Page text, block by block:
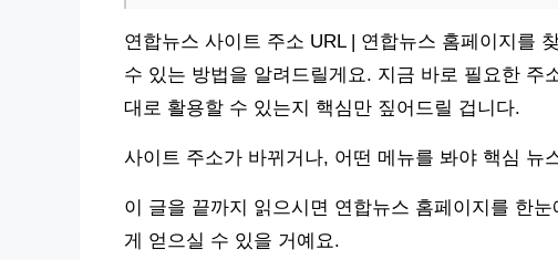
연합뉴스 사이트 주소 URL | 연합뉴스 홈페이지를
수 있는 방법을 알려드릴게요. 지금 바로 필요한 주
대로 활용할 수 있는지 핵심만 짚어드릴 겁니다.
사이트 주소가 바뀌거나, 어떤 메뉴를 봐야 핵심 뉴
이 글을 끝까지 읽으시면 연합뉴스 홈페이지를 한
게 얻으실 수 있을 거예요.